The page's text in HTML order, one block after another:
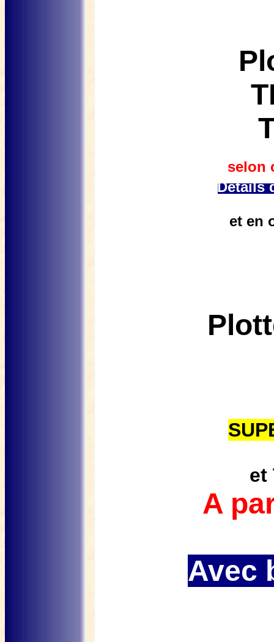
selon
Détails
et en
et
A
Avec